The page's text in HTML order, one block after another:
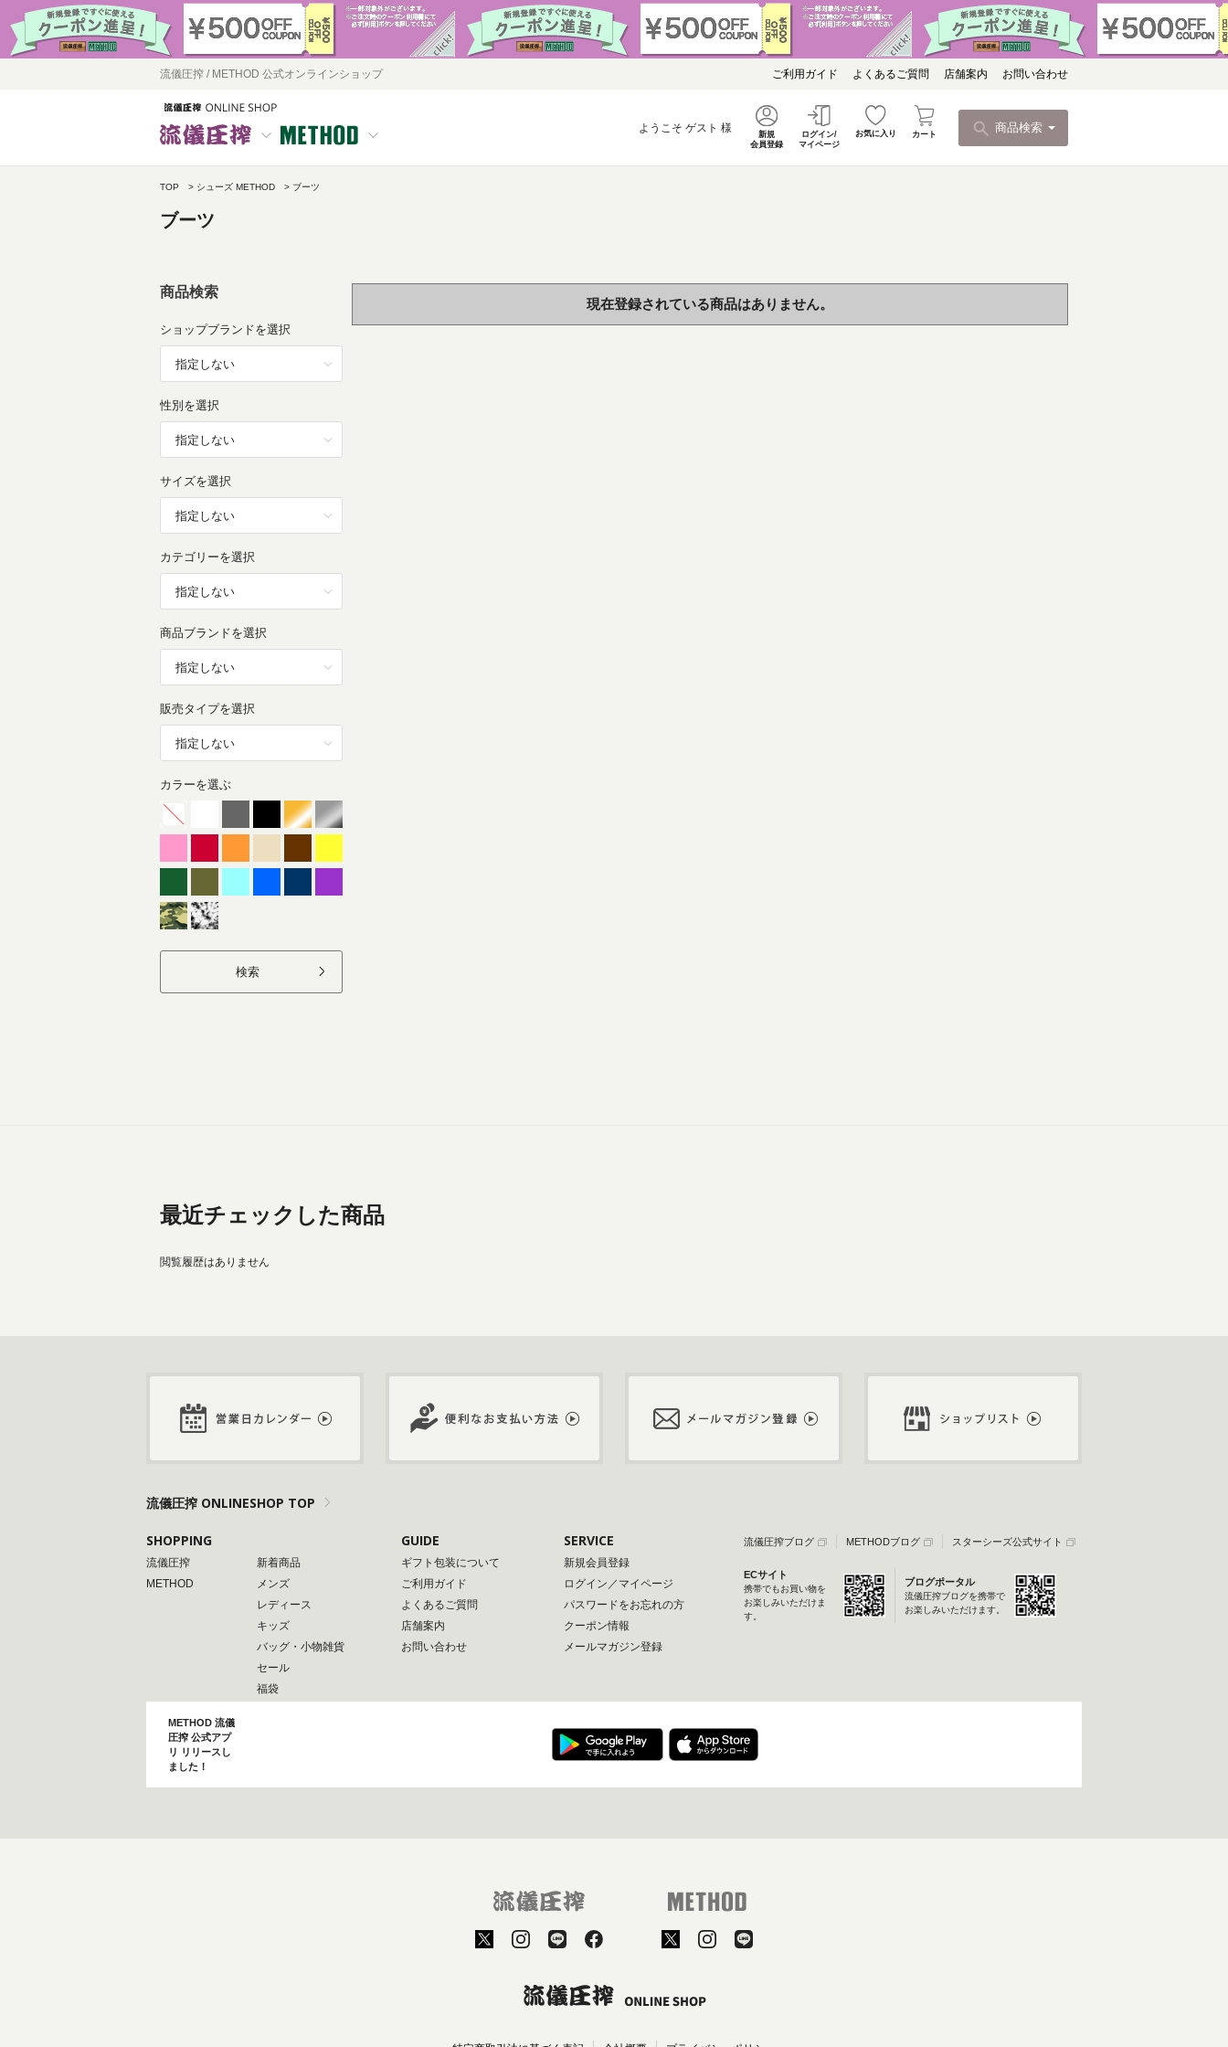
流儀圧搾 / METHOD 公式オンラインショップ ご利用ガイド よくあるご質問 店舗案内 お問い合わせ
ようこそ ゲスト 様
新規
会員登録
ログイン/
マイページ
お気に入り カート 商品検索
TOP シューズ METHOD ブーツ
ブーツ
商品検索
ショップブランドを選択
性別を選択
サイズを選択
カテゴリーを選択
商品ブランドを選択
販売タイプを選択
カラーを選ぶ
検索
現在登録されている商品はありません。
最近チェックした商品
閲覧履歴はありません
流儀圧搾 ONLINESHOP TOP
SHOPPING
流儀圧搾
METHOD
新着商品
メンズ
レディース
キッズ
バッグ・小物雑貨
セール
福袋
GUIDE
ギフト包装について
ご利用ガイド
よくあるご質問
店舗案内
お問い合わせ
SERVICE
新規会員登録
ログイン／マイページ
パスワードをお忘れの方
クーポン情報
メールマガジン登録
流儀圧搾ブログ METHODブログ スターシーズ公式サイト
ECサイト
携帯でもお買い物を
お楽しみいただけま
す。
ブログポータル
流儀圧搾ブログを携帯で
お楽しみいただけます。
METHOD 流儀
圧搾 公式アプ
リ リリースし
ました！